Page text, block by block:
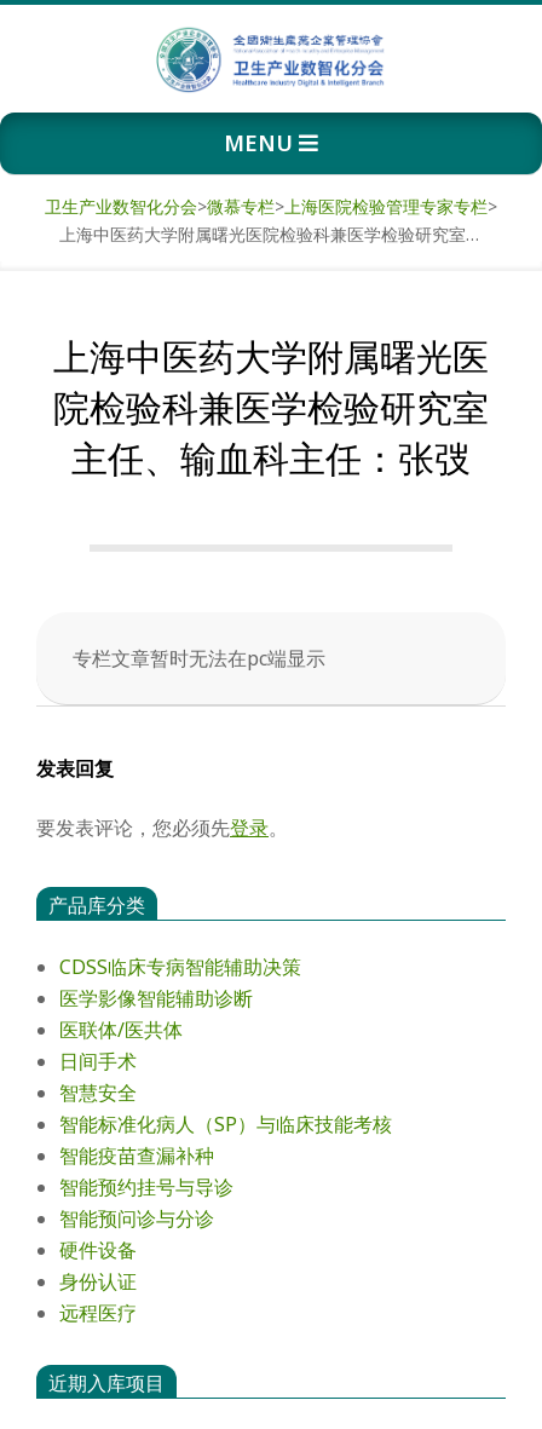
卫
生
产
数
智
化
Primary
Navigation
MENU
卫生产业数智化分会>微慕专栏>上海医院检验管理专家专栏>
上海中医药大学附属曙光医院检验科兼医学检验研究室主任、输血科主任：张弢
上海中医药大学附属曙光医
院检验科兼医学检验研究室
主任、输血科主任：张弢
专栏文章暂时无法在pc端显示
2025-
31
发表回复
要发表评论，您必须先登录。
产品库分类
CDSS临床专病智能辅助决策
医学影像智能辅助诊断
医联体/医共体
日间手术
智慧安全
智能标准化病人（SP）与临床技能考核
智能疫苗查漏补种
智能预约挂号与导诊
智能预问诊与分诊
硬件设备
身份认证
远程医疗
近期入库项目